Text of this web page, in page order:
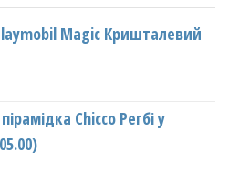
Magic Кришталевий
Chicco Регбі у